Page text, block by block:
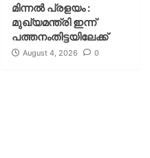
മിന്നല്‍ പ്രളയം :
മുഖ്യമന്ത്രി ഇന്ന്
പത്തനംതിട്ടയിലേക്ക്
August 4, 2026 0